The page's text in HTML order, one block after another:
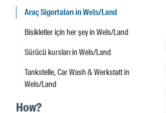
Araç Sigortaları in Wels/Land
Bisikletler için her şey in Wels/Land
Sürücü kursları in Wels/Land
Tankstelle, Car Wash & Werkstatt in
Wels/Land
How?